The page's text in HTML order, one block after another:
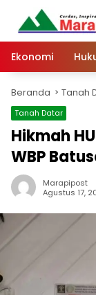
Langsung
konten
Ekonomi
Beranda Tanah
Tanah Datar
Hikmah
WBP
Marapipost
Agustus 17,